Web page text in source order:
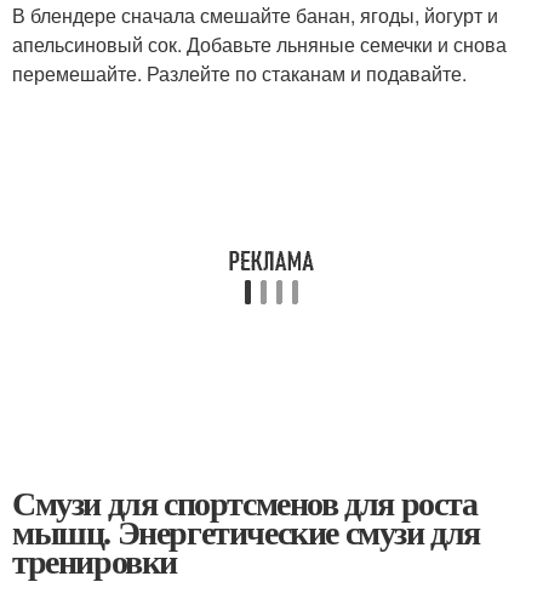
В блендере сначала смешайте банан, ягоды, йогурт и
апельсиновый сок. Добавьте льняные семечки и снова
перемешайте. Разлейте по стаканам и подавайте.
Смузи для спортсменов для роста
мышц. Энергетические смузи для
тренировки